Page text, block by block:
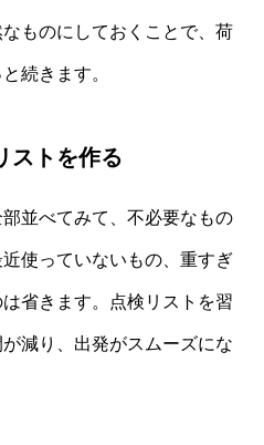
ものにしておくことで、荷
続きます。
ストを作る
並べてみて、不必要なもの
使っていないもの、重すぎ
省きます。点検リストを習
減り、出発がスムーズにな